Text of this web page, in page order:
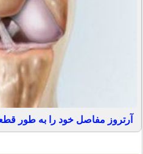
آرتروز مفاصل خود را به طور